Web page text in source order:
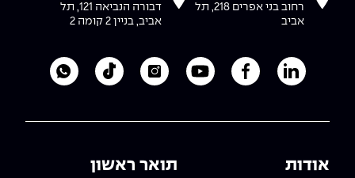
רחוב בני אפרים 218, תל
אביב
דבורה הנביאה 121, תל
אביב, בניין 2 קומה 2
לעמוד הלינקדאין של מכללת אפקה
לעמוד הפייסבוק של מכללת אפקה
לעמוד היוטיוב של מכללת אפקה
לעמוד האינסטגרם של
לעמוד הטיקטוק
אודות תואר ראשון